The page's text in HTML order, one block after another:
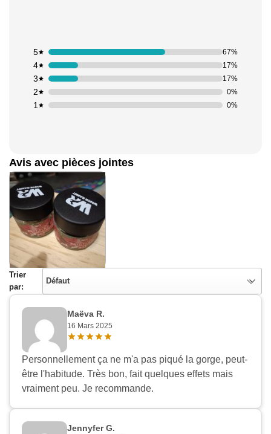
1 0%
2 0%
3 17%
4 17%
5 67%
Avis avec pièces jointes
Trier
par:
Défaut
Maëva R.
16 Mars 2025
Personnellement ça ne m'a pas piqué la gorge, peut-
être l'habitude. Très bon, fait quelques effets mais
vraiment peu. Je recommande.
Jennyfer G.
Appliquer les filtres